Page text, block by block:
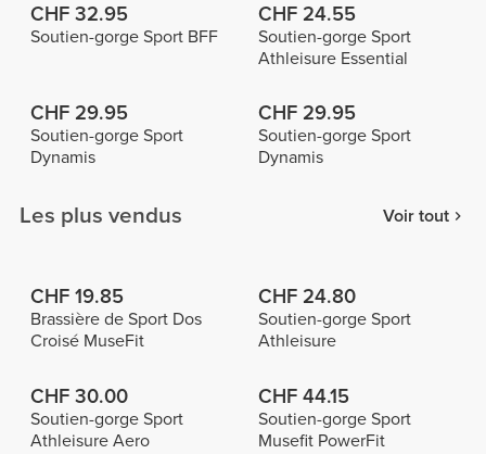
CHF 32.95
Soutien-gorge Sport BFF
CHF 24.55
Soutien-gorge Sport
Athleisure Essential
CHF 29.95
Soutien-gorge Sport
Dynamis
CHF 29.95
Soutien-gorge Sport
Dynamis
Les plus vendus Voir tout
CHF 19.85
Brassière de Sport Dos
Croisé MuseFit
CHF 24.80
Soutien-gorge Sport
Athleisure
CHF 30.00
Soutien-gorge Sport
Athleisure Aero
CHF 44.15
Soutien-gorge Sport
Musefit PowerFit